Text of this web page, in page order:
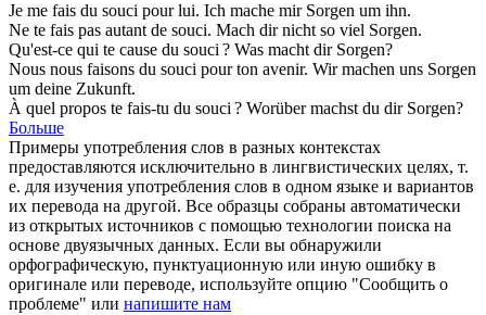
Je me fais du souci pour lui. Ich mache mir Sorgen um ihn.
Ne te fais pas autant de souci. Mach dir nicht so viel Sorgen.
Qu'est-ce qui te cause du souci ? Was macht dir Sorgen?
Nous nous faisons du souci pour ton avenir. Wir machen uns Sorgen
um deine Zukunft.
À quel propos te fais-tu du souci ? Worüber machst du dir Sorgen?
Больше
Примеры употребления слов в разных контекстах
предоставляются исключительно в лингвистических целях, т.
е. для изучения употребления слов в одном языке и вариантов
их перевода на другой. Все образцы собраны автоматически
из открытых источников с помощью технологии поиска на
основе двуязычных данных. Если вы обнаружили
орфографическую, пунктуационную или иную ошибку в
оригинале или переводе, используйте опцию "Сообщить о
проблеме" или напишите нам